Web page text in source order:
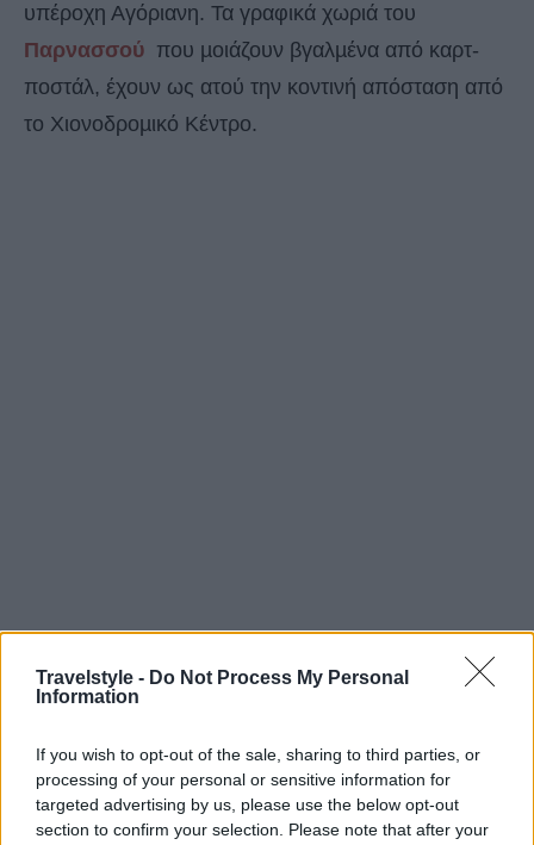
Travelstyle - Do Not Process My Personal
Information
If you wish to opt-out of the sale, sharing to third parties, or
processing of your personal or sensitive information for
targeted advertising by us, please use the below opt-out
section to confirm your selection. Please note that after your
υπέροχη Αγόριανη. Τα γραφικά χωριά του
Παρνασσού που µοιάζουν βγαλµένα από καρτ-
ποστάλ, έχουν ως ατού την κοντινή απόσταση από
το Χιονοδροµικό Κέντρο.
Παρνασσός
Αράχωβα, η Αγόριανη εκπλήσσει ευχάριστα τους
ανυποψίαστους επισκέπτες µε το τοπίο της